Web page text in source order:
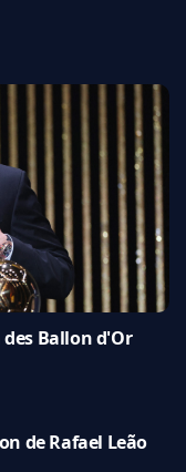
Ballon d'Or
de Rafael Leão